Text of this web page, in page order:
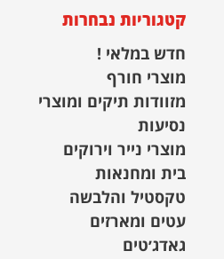
קטגוריות נבחרות
חדש במלאי !
מוצרי חורף
מזוודות תיקים ומוצרי
נסיעות
מוצרי נייר וירוקים
בית ומחנאות
טקסטיל והלבשה
עטים ומארזים
גאדג׳טים